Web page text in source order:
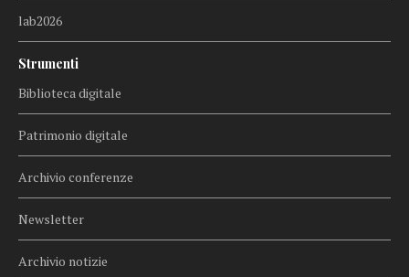
lab2026
Strumenti
Biblioteca digitale
Patrimonio digitale
Archivio conferenze
Newsletter
Archivio notizie